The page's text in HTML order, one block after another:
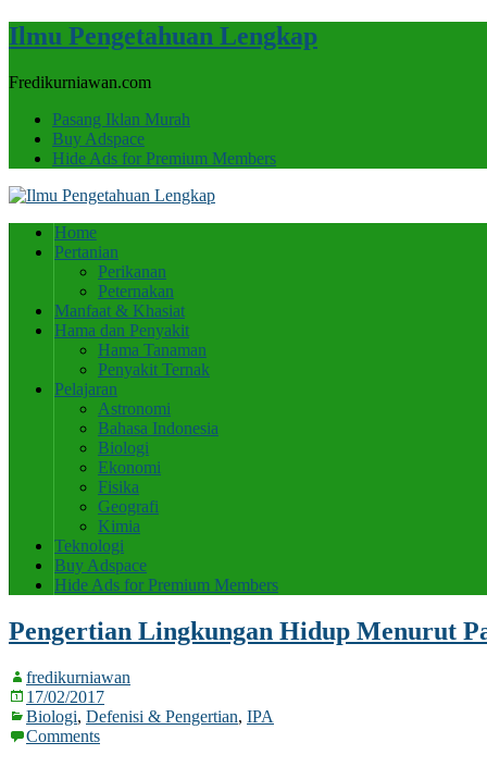
Ilmu Pengetahuan Lengkap
Fredikurniawan.com
Pasang Iklan Murah
Buy Adspace
Hide Ads for Premium Members
Home
Pertanian
Perikanan
Peternakan
Manfaat & Khasiat
Hama dan Penyakit
Hama Tanaman
Penyakit Ternak
Pelajaran
Astronomi
Bahasa Indonesia
Biologi
Ekonomi
Fisika
Geografi
Kimia
Teknologi
Buy Adspace
Hide Ads for Premium Members
Pengertian Lingkungan Hidup Menurut
fredikurniawan
17/02/2017
Biologi, Defenisi & Pengertian, IPA
Comments